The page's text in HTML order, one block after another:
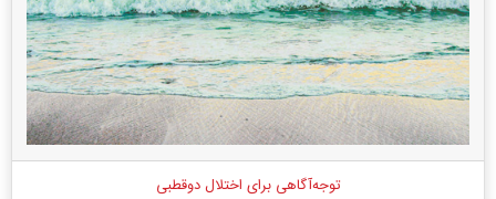
توجه‌آگاهی برای اختلال دوقطبی